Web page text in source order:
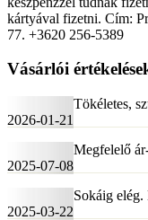
kártyával fizetni. Cím:
77. +3620 256-5389
Vásárlói
2026-01-21
Tökéletes,
2025-07-08
Megfelelő
2025-03-22
Sokáig